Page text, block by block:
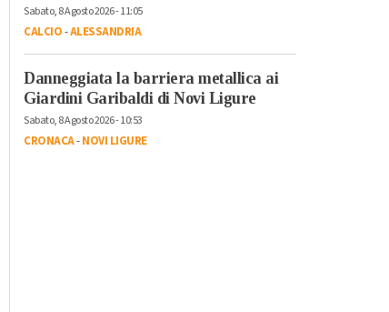
Sabato, 8 Agosto 2026 - 11:05
CALCIO-ALESSANDRIA
Danneggiata la barriera metallica ai
Giardini Garibaldi di Novi Ligure
Sabato, 8 Agosto 2026 - 10:53
CRONACA-NOVI LIGURE